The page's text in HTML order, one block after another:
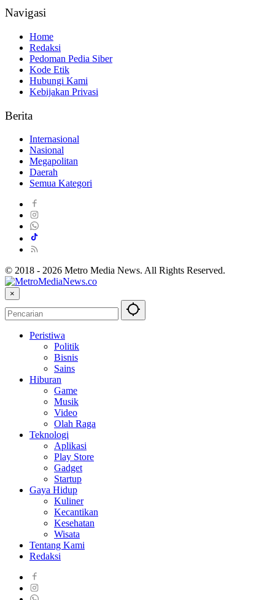
Navigasi
Home
Redaksi
Pedoman Pedia Siber
Kode Etik
Hubungi Kami
Kebijakan Privasi
Berita
Internasional
Nasional
Megapolitan
Daerah
Semua Kategori
© 2018 - 2026 Metro Media News. All Rights Reserved.
×
Peristiwa
Politik
Bisnis
Sains
Hiburan
Game
Musik
Video
Olah Raga
Teknologi
Aplikasi
Play Store
Gadget
Startup
Gaya Hidup
Kuliner
Kecantikan
Kesehatan
Wisata
Tentang Kami
Redaksi